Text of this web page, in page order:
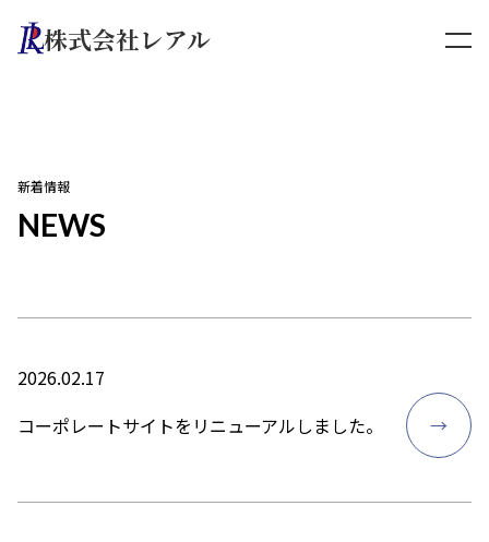
株式会社レアル
新着情報
NEWS
2026.02.17
コーポレートサイトをリニューアルしました。
→